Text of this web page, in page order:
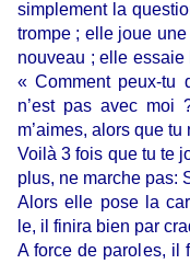
simplement la
trompe ; elle joue
nouveau ; elle essaie
« Comment peux-tu
n’est pas avec moi
m’aimes, alors que
Voilà 3 fois que tu te
plus, ne marche pas:
Alors elle pose la
le, il finira bien par
A force de paroles, il